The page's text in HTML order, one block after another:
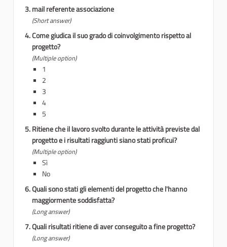
mail referente associazione
(Short answer)
Come giudica il suo grado di coinvolgimento rispetto al
progetto?
(Multiple option)
1
2
3
4
5
Ritiene che il lavoro svolto durante le attività previste dal
progetto e i risultati raggiunti siano stati proficui?
(Multiple option)
Sì
No
Quali sono stati gli elementi del progetto che l'hanno
maggiormente soddisfatta?
(Long answer)
Quali risultati ritiene di aver conseguito a fine progetto?
(Long answer)